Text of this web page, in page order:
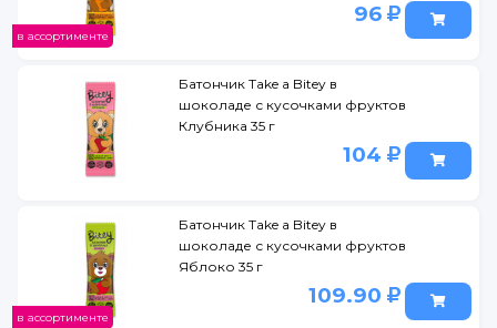
в ассортименте
96
Батончик Take a Bitey в
шоколаде с кусочками фруктов
Клубника 35 г
104
в ассортименте
Батончик Take a Bitey в
шоколаде с кусочками фруктов
Яблоко 35 г
109.90